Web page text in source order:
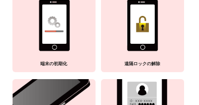
端末の初期化 遠隔ロックの解除